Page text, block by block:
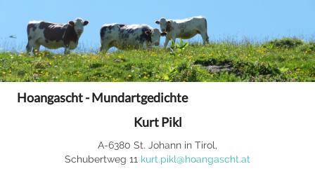
Hoangascht - Mundartgedichte
Kurt Pikl
A-6380 St. Johann in Tirol,
Schubertweg 11 kurt.pikl@hoangascht.at